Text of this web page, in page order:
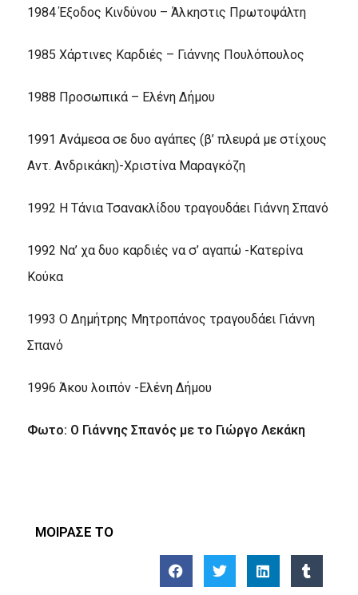
1984 Έξοδος Κινδύνου – Άλκηστις Πρωτοψάλτη
1985 Χάρτινες Καρδιές – Γιάννης Πουλόπουλος
1988 Προσωπικά – Ελένη Δήμου
1991 Ανάμεσα σε δυο αγάπες (β’ πλευρά με στίχους
Αντ. Ανδρικάκη)-Χριστίνα Μαραγκόζη
1992 Η Τάνια Τσανακλίδου τραγουδάει Γιάννη Σπανό
1992 Να’ χα δυο καρδιές να σ’ αγαπώ -Κατερίνα
Κούκα
1993 Ο Δημήτρης Μητροπάνος τραγουδάει Γιάννη
Σπανό
1996 Άκου λοιπόν -Ελένη Δήμου
Φωτο: Ο Γιάννης Σπανός με το Γιώργο Λεκάκη
ΜΟΙΡΑΣΕ ΤΟ